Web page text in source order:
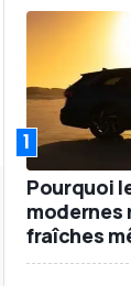
1
Pourquoi
modernes
fraîches